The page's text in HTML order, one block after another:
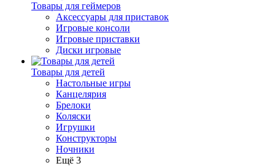
Товары для геймеров
Аксессуары для приставок
Игровые консоли
Игровые приставки
Диски игровые
Товары для детей
Настольные игры
Канцелярия
Брелоки
Коляски
Игрушки
Конструкторы
Ночники
Ещё 3